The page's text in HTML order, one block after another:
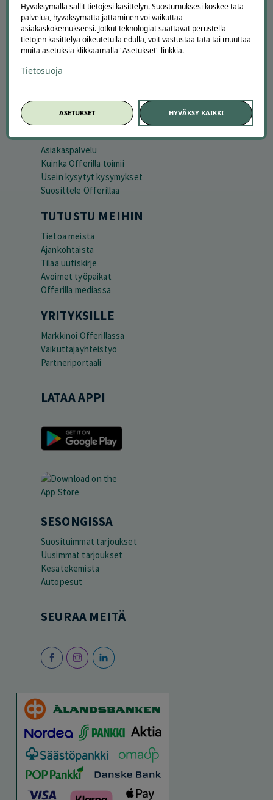
APUA JA NEUVOJA
Peruuta tilaus
Asiakaspalvelu
Kuinka Offerilla toimii
Usein kysytyt kysymykset
Suosittele Offerillaa
TUTUSTU MEIHIN
Tietoa meistä
Ajankohtaista
Tilaa uutiskirje
Avoimet työpaikat
Offerilla mediassa
YRITYKSILLE
Markkinoi Offerillassa
Vaikuttajayhteistyö
Partneriportaali
LATAA APPI
SESONGISSA
Suosituimmat tarjoukset
Uusimmat tarjoukset
Kesätekemistä
Autopesut
SEURAA MEITÄ
Hyväksymällä sallit tietojesi käsittelyn. Suostumuksesi koskee tätä
palvelua, hyväksymättä jättäminen voi vaikuttaa
asiakaskokemukseesi. Jotkut teknologiat saattavat perustella
tietojen käsittelyä oikeutetulla edulla, voit vastustaa tätä tai muuttaa
muita asetuksia klikkaamalla "Asetukset" linkkiä.
Tietosuoja
ASETUKSET HYVÄKSY KAIKKI